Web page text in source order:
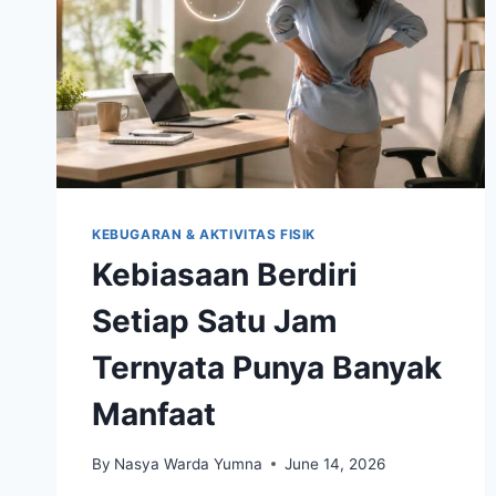
KEBUGARAN & AKTIVITAS FISIK
Kebiasaan Berdiri
Setiap Satu Jam
Ternyata Punya Banyak
Manfaat
By Nasya Warda Yumna June 14, 2026